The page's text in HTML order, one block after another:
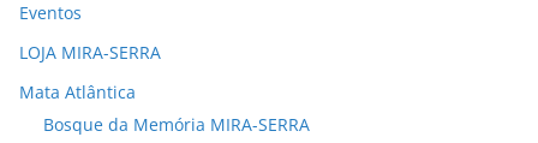
Eventos
LOJA MIRA-SERRA
Mata Atlântica
Bosque da Memória MIRA-SERRA